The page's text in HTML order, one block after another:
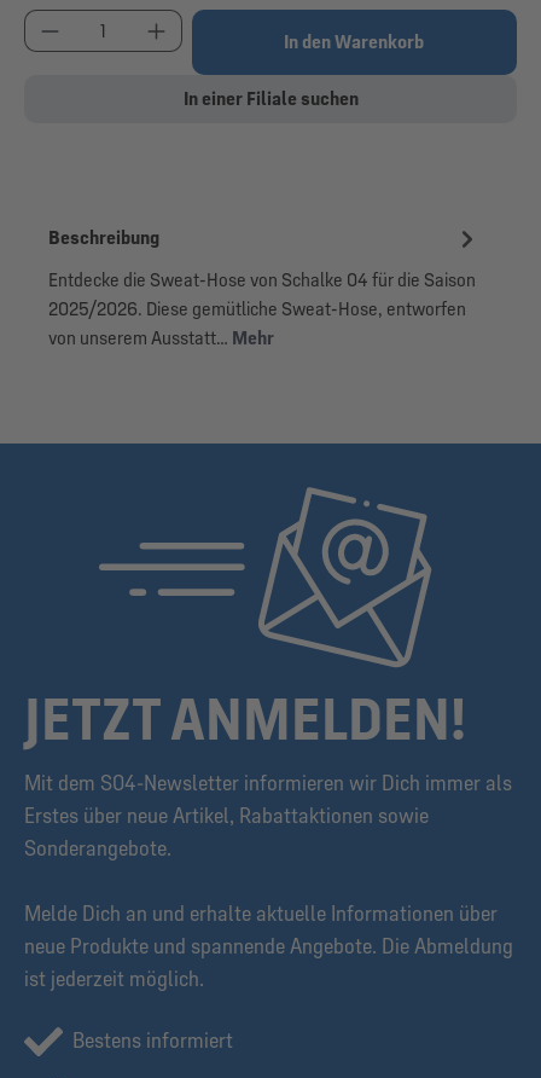
Produkt Anzahl: Gib den gewünschten Wert ein
In den Warenkorb
In einer Filiale suchen
Beschreibung
Entdecke die Sweat-Hose von Schalke 04 für die Saison
2025/2026. Diese gemütliche Sweat-Hose, entworfen
von unserem Ausstatt… Mehr
JETZT ANMELDEN!
Mit dem S04-Newsletter informieren wir Dich immer als
Erstes über neue Artikel, Rabattaktionen sowie
Sonderangebote.
Melde Dich an und erhalte aktuelle Informationen über
neue Produkte und spannende Angebote. Die Abmeldung
ist jederzeit möglich.
Bestens informiert